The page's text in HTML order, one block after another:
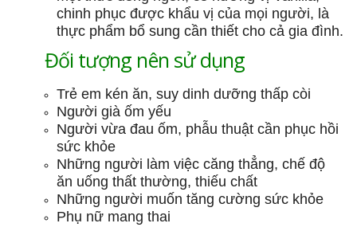
chinh phục được khẩu vị của mọi người, là
thực phẩm bổ sung cần thiết cho cả gia đình.
Đối tượng nên sử dụng
Trẻ em kén ăn, suy dinh dưỡng thấp còi
Người già ốm yếu
Người vừa đau ốm, phẫu thuật cần phục hồi
sức khỏe
Những người làm việc căng thẳng, chế độ
ăn uống thất thường, thiếu chất
Những người muốn tăng cường sức khỏe
Phụ nữ mang thai